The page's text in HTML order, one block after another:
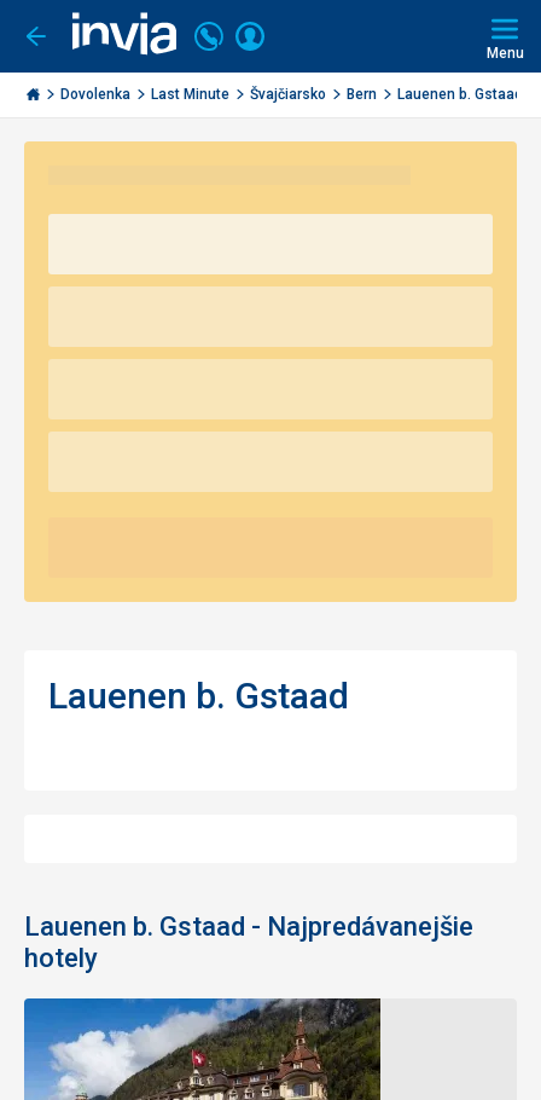
Ísť
späť
Invia.sk
Volajte
+421
2
3221
Prihlásiť
Menu
Dovolenka Last Minute Švajčiarsko Bern Lauenen b. Gstaad
Lauenen b. Gstaad
Lauenen b. Gstaad - Najpredávanejšie
hotely